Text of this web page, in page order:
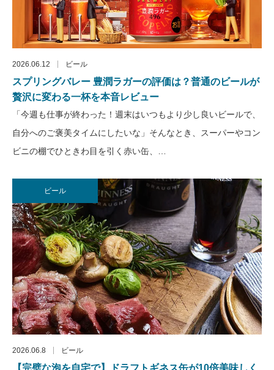
2026.06.12 ビール
スプリングバレー 豊潤ラガーの評価は？普通のビールが
贅沢に変わる一杯を本音レビュー
「今週も仕事が終わった！週末はいつもより少し良いビールで、
自分へのご褒美タイムにしたいな」そんなとき、スーパーやコン
ビニの棚でひときわ目を引く赤い缶、…
ビール
2026.06.8 ビール
【完璧な泡を自宅で】ドラフトギネス缶が10倍美味しく